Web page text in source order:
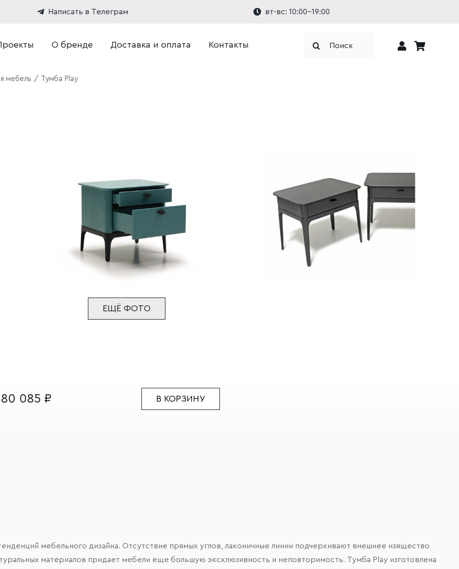
Написать в Телеграм вт-вс: 10:00-19:00
О бренде Доставка и оплата Контакты
мебель Тумба Play
ЕЩЁ ФОТО
80 085 ₽ В КОРЗИНУ
мебельного дизайна. Отсутствие прямых углов, лаконичные линии подчеркивают внешнее изящество
материалов придает мебели еще большую эксклюзивность и неповторимость. Тумба Play изготовлена